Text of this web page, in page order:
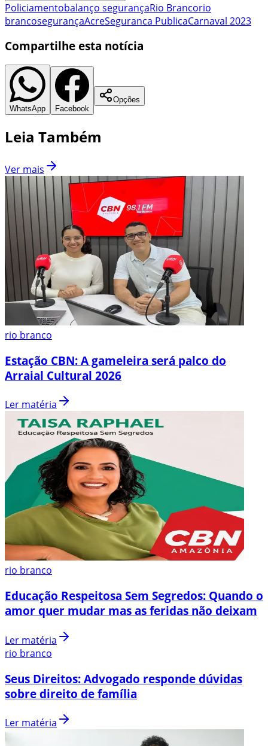
Policiamentobalanço segurançaRio Brancorio
brancosegurançaAcreSeguranca PublicaCarnaval 2023
Compartilhe esta notícia
WhatsApp Facebook
Opções
Leia Também
Ver mais
rio branco
Estação CBN: A gameleira será palco do
Arraial Cultural 2026
Ler matéria
rio branco
Educação Respeitosa Sem Segredos: Quando o
amor quer mudar mas as feridas não deixam
Ler matéria
rio branco
Seus Direitos: Advogado responde dúvidas
sobre direito de família
Ler matéria